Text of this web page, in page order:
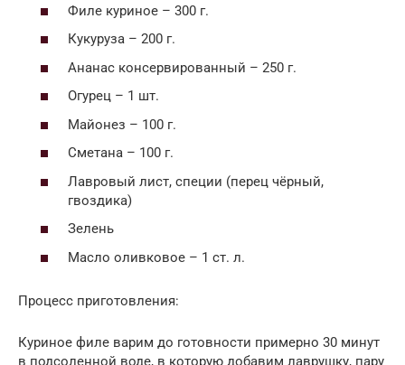
Филе куриное – 300 г.
Кукуруза – 200 г.
Ананас консервированный – 250 г.
Огурец – 1 шт.
Майонез – 100 г.
Сметана – 100 г.
Лавровый лист, специи (перец чёрный,
гвоздика)
Зелень
Масло оливковое – 1 ст. л.
Процесс приготовления:
Куриное филе варим до готовности примерно 30 минут
в подсоленной воде, в которую добавим лаврушку, пару